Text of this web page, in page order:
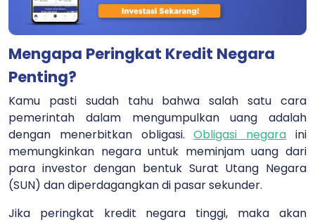
Mengapa Peringkat Kredit Negara
Penting?
Kamu pasti sudah tahu bahwa salah satu cara
pemerintah dalam mengumpulkan uang adalah
dengan menerbitkan obligasi.Obligasi negara ini
memungkinkan negara untuk meminjam uang dari
para investor dengan bentuk Surat Utang Negara
(SUN) dan diperdagangkan di pasar sekunder.
Jika peringkat kredit negara tinggi, maka akan